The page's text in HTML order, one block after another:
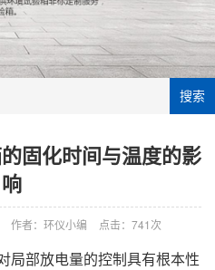
搜索
固化时间与温度的影
响
作者：环仪小编 点击： 741次
局部放电量的控制具有根本性